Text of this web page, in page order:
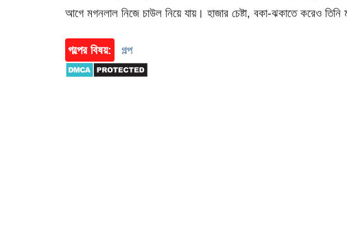
আগে মগনলাল নিজে চাউল নিয়ে যায়। হাজার চেষ্টা, বকা-ঝকাতে করেও
গল্পের বিষয়: গল্প